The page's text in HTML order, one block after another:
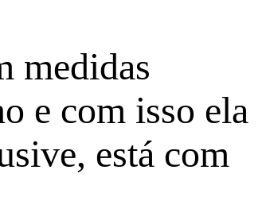
medidas
e com isso ela
está com